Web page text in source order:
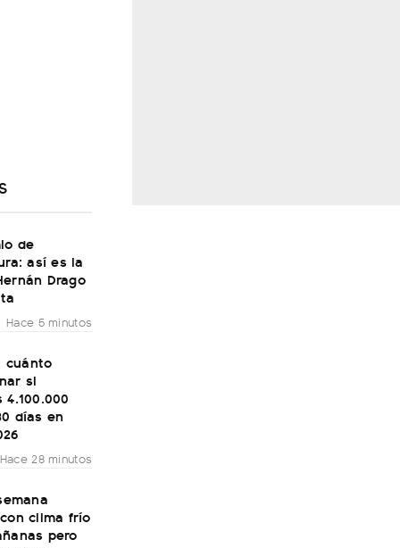
de
así es la
Drago
Hace 5 minutos
cuánto
si
días en
Hace 28 minutos
clima frío
pero